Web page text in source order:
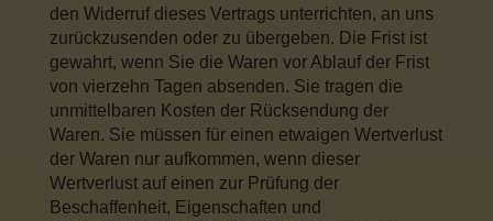
den Widerruf dieses Vertrags unterrichten, an uns
zurückzusenden oder zu übergeben. Die Frist ist
gewahrt, wenn Sie die Waren vor Ablauf der Frist
von vierzehn Tagen absenden. Sie tragen die
unmittelbaren Kosten der Rücksendung der
Waren. Sie müssen für einen etwaigen Wertverlust
der Waren nur aufkommen, wenn dieser
Wertverlust auf einen zur Prüfung der
Beschaffenheit, Eigenschaften und